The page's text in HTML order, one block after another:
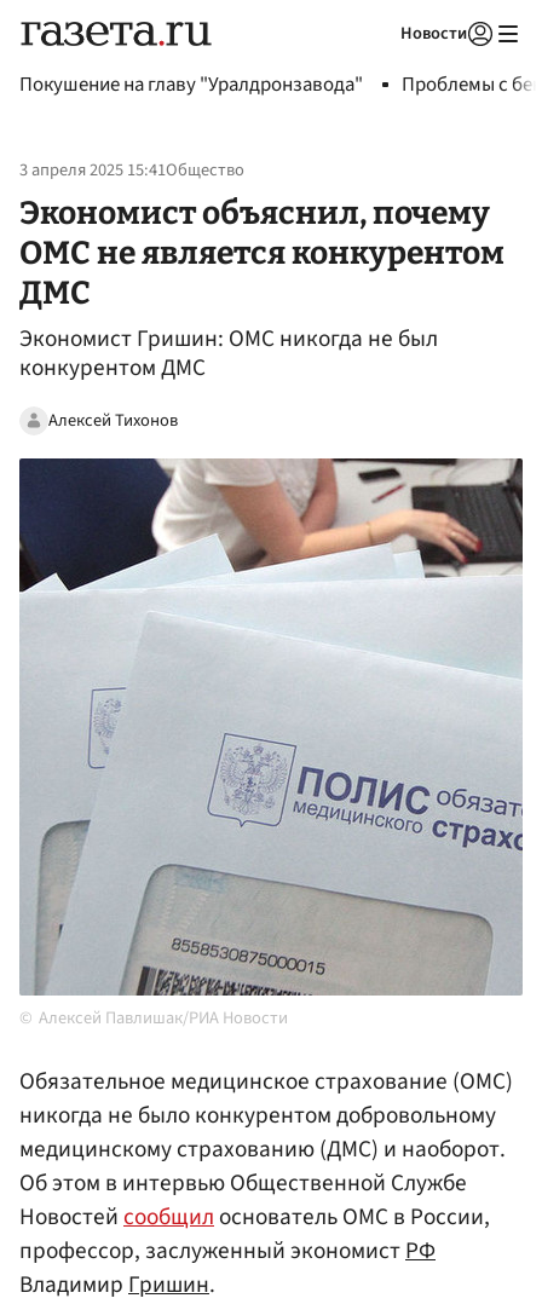
Новости
Покушение на главу "Уралдронзавода" Проблемы с
3 апреля 2025 15:41Общество
Экономист объяснил, почему
ОМС не является конкурентом
ДМС
Экономист Гришин: ОМС никогда не был
конкурентом ДМС
Алексей Тихонов
Алексей Павлишак/РИА Новости
Обязательное медицинское страхование (ОМС)
никогда не было конкурентом добровольному
медицинскому страхованию (ДМС) и наоборот.
Об этом в интервью Общественной Службе
Новостейсообщилоснователь ОМС в России,
профессор, заслуженный экономистРФ
ВладимирГришин.